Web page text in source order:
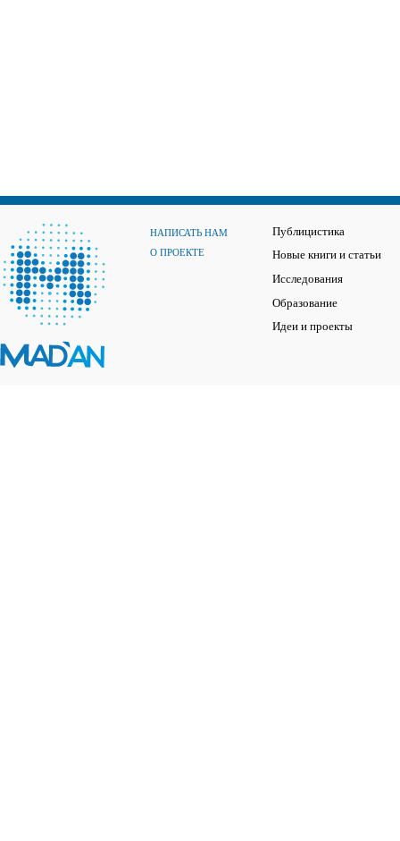
НАПИСАТЬ НАМ
О ПРОЕКТЕ
Публицистика
Новые книги и статьи
Исследования
Образование
Идеи и проекты